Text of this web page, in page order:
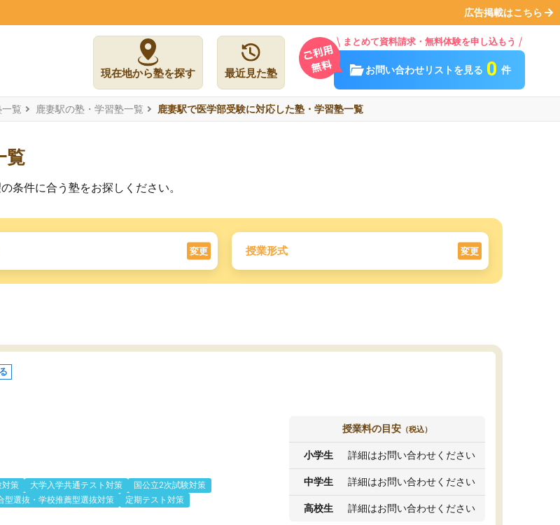
広告掲載はこちら
現在地から塾を探す 最近見た塾
まとめて資料請求・無料体験を申し込もう
お問い合わせリストを見る 0 件
覧 鹿妻駅の塾・学習塾一覧 鹿妻駅で医学部受験に対応した塾・学習塾一覧
覧
条件に合う塾をお探しください。
変更 授業形式 変更
対策 大学入学共通テスト対策
国公立2次試験対策
型選抜・学校推薦型選抜対策 定期テスト対策
授業料の目安 （税込）
小学生 詳細はお問い合わせください
中学生 詳細はお問い合わせください
高校生 詳細はお問い合わせください